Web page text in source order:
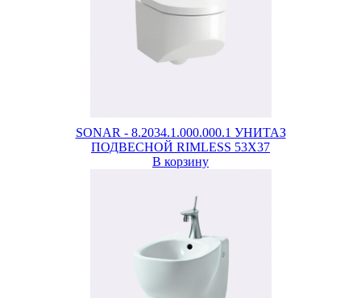
SONAR - 8.2034.1.000.000.1 УНИТАЗ
ПОДВЕСНОЙ RIMLESS 53X37
В корзину